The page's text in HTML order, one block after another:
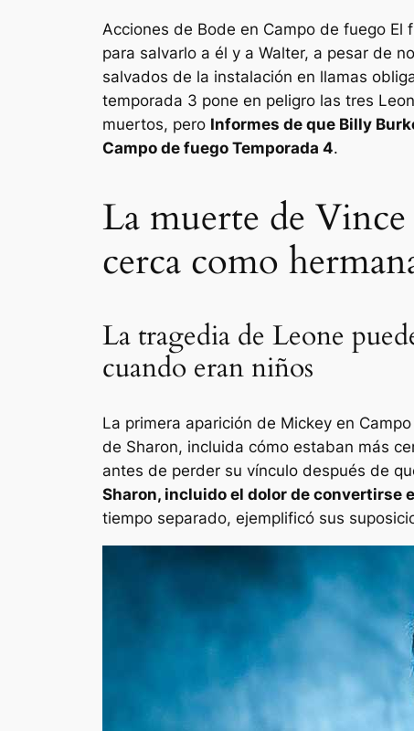
Acciones de Bode en Campo de fuego El
para salvarlo a él y a Walter, a pesar de
salvados de la instalación en llamas
temporada 3 pone en peligro las tres
muertos, pero Informes de que Billy
Campo de fuego Temporada 4.
La muerte de
cerca como
La tragedia de Leone
cuando eran niños
La primera aparición de Mickey en
de Sharon, incluida cómo estaban más
antes de perder su vínculo después de
Sharon, incluido el dolor de convertirse
tiempo separado, ejemplificó sus